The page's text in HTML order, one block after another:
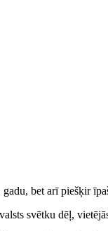
bet arī piešķir
svētku dēļ,